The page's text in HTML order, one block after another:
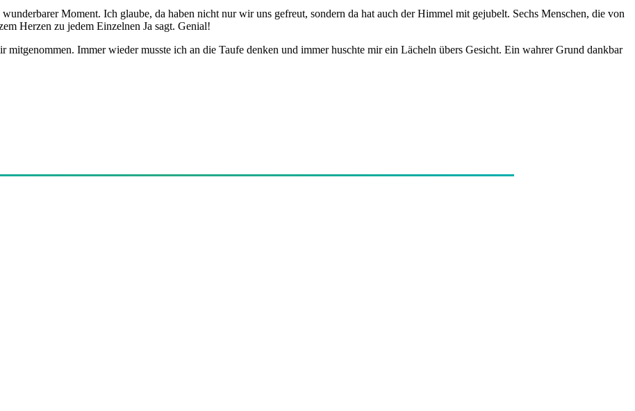
Moment. Ich glaube, da haben nicht nur wir uns gefreut, sondern da hat auch der Himmel mit gejubelt. Sechs Menschen, die von
Herzen zu jedem Einzelnen Ja sagt. Genial!
mitgenommen. Immer wieder musste ich an die Taufe denken und immer huschte mir ein Lächeln übers Gesicht. Ein wahrer Grund dankbar